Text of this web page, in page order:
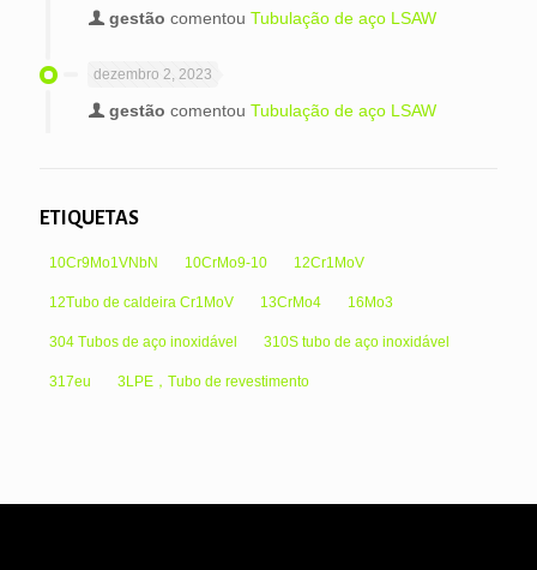
gestão comentou Tubulação de aço LSAW
dezembro 2, 2023
gestão comentou Tubulação de aço LSAW
ETIQUETAS
10Cr9Mo1VNbN 10CrMo9-10 12Cr1MoV
12Tubo de caldeira Cr1MoV 13CrMo4 16Mo3
304 Tubos de aço inoxidável 310S tubo de aço inoxidável
317eu 3LPE，Tubo de revestimento